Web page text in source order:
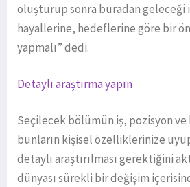
oluşturup sonra buradan geleceği
hayallerine, hedeflerine göre bir
yapmalı” dedi.
Detaylı araştırma yapın
Seçilecek bölümün iş, pozisyon ve
bunların kişisel özelliklerinize
detaylı araştırılması gerektiğini
dünyası sürekli bir değişim